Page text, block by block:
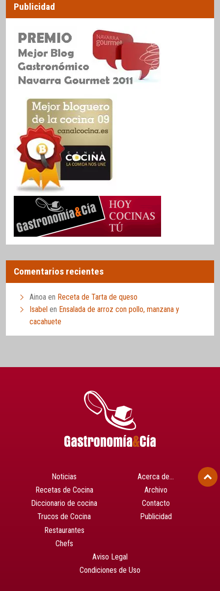
Publicidad
Comentarios recientes
Ainoa en Receta de Tarta de queso
Isabel en Ensalada de arroz con pollo, manzana y
cacahuete
Noticias
Recetas de Cocina
Diccionario de cocina
Trucos de Cocina
Restaurantes
Chefs
Acerca de…
Archivo
Contacto
Publicidad
Aviso Legal
Condiciones de Uso